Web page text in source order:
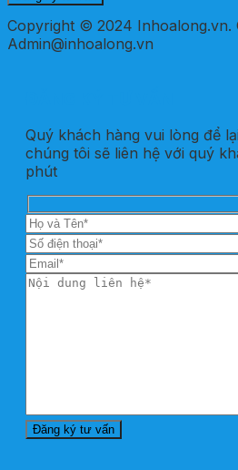
Copyright © 2024 Inhoalong.vn.
Admin@inhoalong.vn
Quý khách hàng vui lòng để
chúng tôi sẽ liên hệ với quý
phút